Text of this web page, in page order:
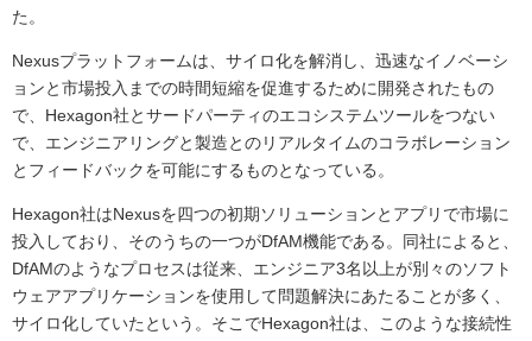
た。
Nexusプラットフォームは、サイロ化を解消し、迅速なイノベーシ
ョンと市場投入までの時間短縮を促進するために開発されたもの
で、Hexagon社とサードパーティのエコシステムツールをつない
で、エンジニアリングと製造とのリアルタイムのコラボレーション
とフィードバックを可能にするものとなっている。
Hexagon社はNexusを四つの初期ソリューションとアプリで市場に
投入しており、そのうちの一つがDfAM機能である。同社によると、
DfAMのようなプロセスは従来、エンジニア3名以上が別々のソフト
ウェアアプリケーションを使用して問題解決にあたることが多く、
サイロ化していたという。そこでHexagon社は、このような接続性